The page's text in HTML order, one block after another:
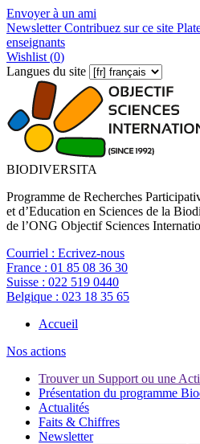
Envoyer à un ami
NewsletterContribuez sur ce site
enseignants
Wishlist (0)
Langues du site
BIODIVERSITA
Programme de Recherches
et d’Education en Sciences de la
de l’ONG Objectif Sciences
Courriel : Ecrivez-nous
France : 01 85 08 36 30
Suisse : 022 519 0440
Belgique : 023 18 35 65
Accueil
Nos actions
Trouver un Support ou une
Présentation du programme
Actualités
Faits & Chiffres
Newsletter